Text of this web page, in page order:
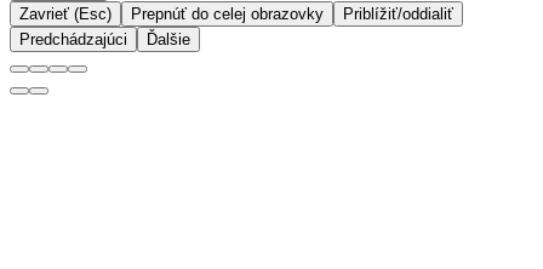
Zavrieť (Esc)
Prepnúť do celej obrazovky
Priblížiť/oddialiť
Predchádzajúci
Ďalšie